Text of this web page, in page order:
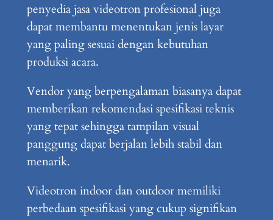
penyedia jasa videotron profesional juga
dapat membantu menentukan jenis layar
yang paling sesuai dengan kebutuhan
produksi acara.
Vendor yang berpengalaman biasanya dapat
memberikan rekomendasi spesifikasi teknis
yang tepat sehingga tampilan visual
panggung dapat berjalan lebih stabil dan
menarik.
Videotron indoor dan outdoor memiliki
perbedaan spesifikasi yang cukup signifikan